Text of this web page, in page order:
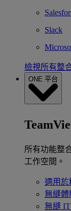
Slack
檢視所有整
ONE 平台
所有功能整
工作空間。
適用於
無縫體
無縫